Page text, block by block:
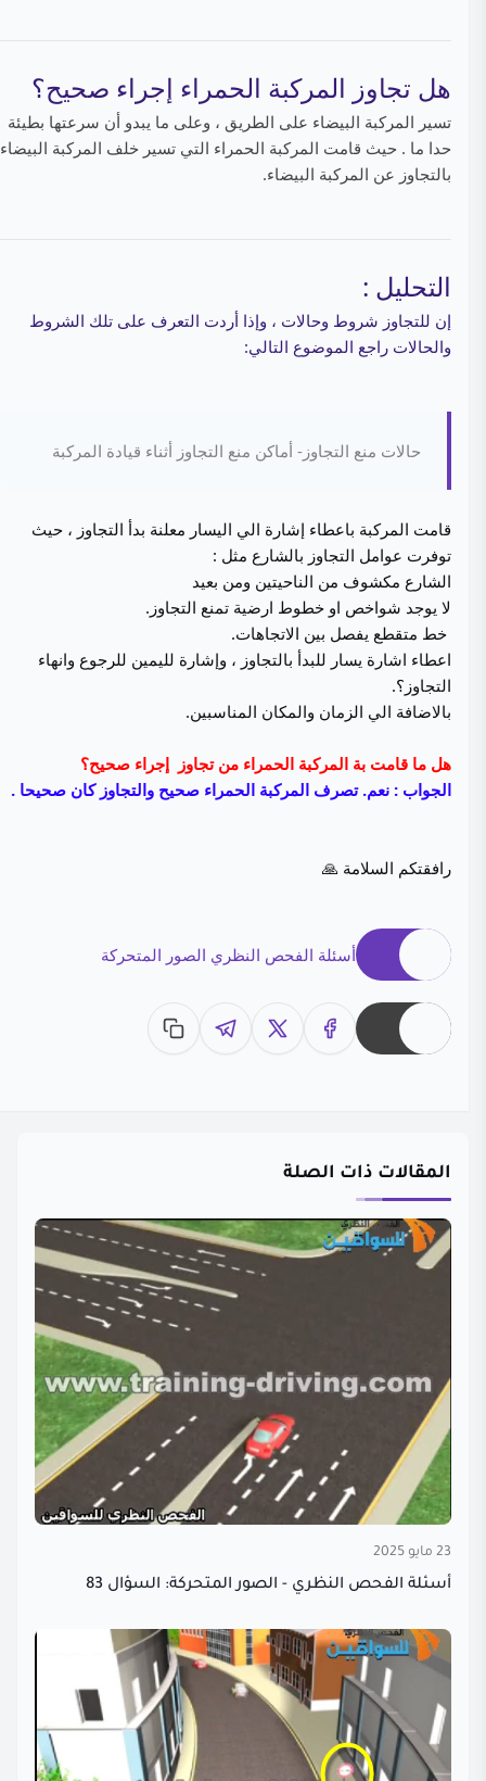
هل تجاوز المركبة الحمراء إجراء صحيح؟
تسير المركبة البيضاء على الطريق ، وعلى ما يبدو أن سرعتها بطيئة
حدا ما . حيث قامت المركبة الحمراء التي تسير خلف المركبة البيضاء
بالتجاوز عن المركبة البيضاء.
التحليل :
إن للتجاوز شروط وحالات ، وإذا أردت التعرف على تلك الشروط
والحالات راجع الموضوع التالي:
حالات منع التجاوز- أماكن منع التجاوز أثناء قيادة المركبة
قامت المركبة باعطاء إشارة الي اليسار معلنة بدأ التجاوز ، حيث
توفرت عوامل التجاوز بالشارع مثل :
الشارع مكشوف من الناحيتين ومن بعيد
لا يوجد شواخص او خطوط ارضية تمنع التجاوز.
خط متقطع يفصل بين الاتجاهات.
اعطاء اشارة يسار للبدأ بالتجاوز ، وإشارة لليمين للرجوع وانهاء
التجاوز؟.
بالاضافة الي الزمان والمكان المناسبين.
هل ما قامت بة المركبة الحمراء من تجاوز إجراء صحيح؟
الجواب : نعم. تصرف المركبة الحمراء صحيح والتجاوز كان صحيحا .
رافقتكم السلامة 🙏
أسئلة الفحص النظري الصور المتحركة
المقالات ذات الصلة
23 مايو 2025
أسئلة الفحص النظري - الصور المتحركة: السؤال 83